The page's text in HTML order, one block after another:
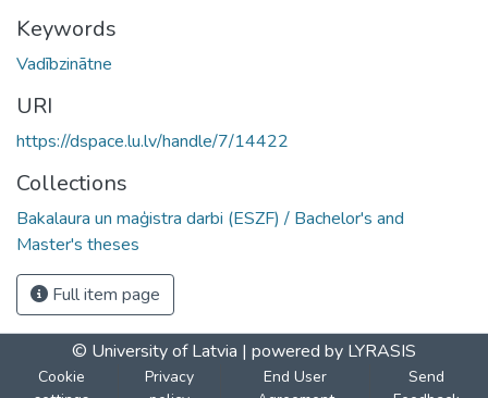
Keywords
Vadībzinātne
URI
https://dspace.lu.lv/handle/7/14422
Collections
Bakalaura un maģistra darbi (ESZF) / Bachelor's and
Master's theses
Full item page
© University of Latvia | powered by LYRASIS
Cookie
Privacy
End User
Send